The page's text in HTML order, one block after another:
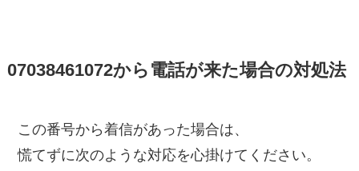
07038461072から電話が来た場合の対処法
この番号から着信があった場合は、
慌てずに次のような対応を心掛けてください。